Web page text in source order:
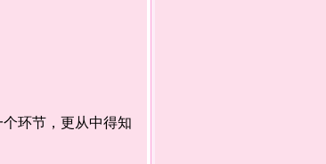
环节，更从中得知